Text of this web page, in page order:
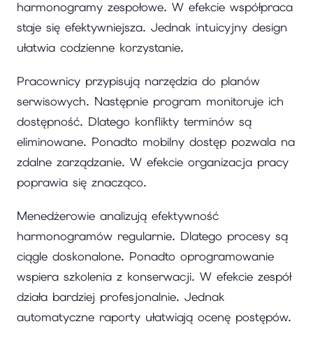
harmonogramy zespołowe. W efekcie współpraca
staje się efektywniejsza. Jednak intuicyjny design
ułatwia codzienne korzystanie.
Pracownicy przypisują narzędzia do planów
serwisowych. Następnie program monitoruje ich
dostępność. Dlatego konflikty terminów są
eliminowane. Ponadto mobilny dostęp pozwala na
zdalne zarządzanie. W efekcie organizacja pracy
poprawia się znacząco.
Menedżerowie analizują efektywność
harmonogramów regularnie. Dlatego procesy są
ciągle doskonalone. Ponadto oprogramowanie
wspiera szkolenia z konserwacji. W efekcie zespół
działa bardziej profesjonalnie. Jednak
automatyczne raporty ułatwiają ocenę postępów.